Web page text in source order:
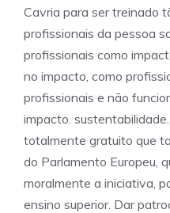
Cavria para ser treinado
profissionais da pessoa
profissionais como
no impacto, como
profissionais e não
impacto.
totalmente gratuito que
do Parlamento Europeu,
moralmente a iniciativa,
ensino superior. Dar